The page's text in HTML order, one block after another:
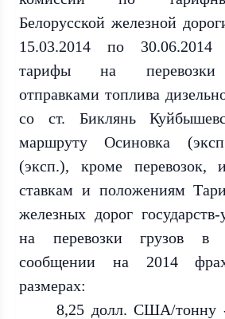
Белорусской железной
15.03.2014 по 30.06.2014
тарифы на перевозки
отправками топлива
со ст. Биклянь
маршруту Осиновка
(эксп.), кроме перевозок,
ставкам и положениям
железных дорог
на перевозки грузов в
сообщении на 2014
размерах:
8,25 долл. США/тонну